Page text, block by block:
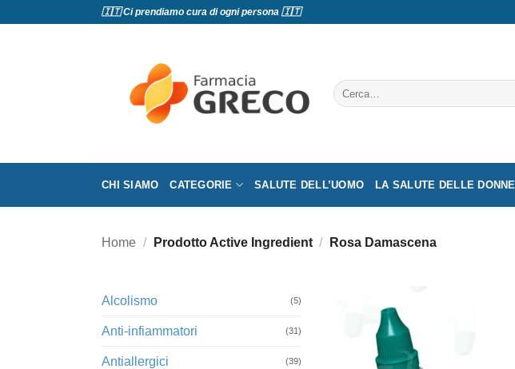
🇮🇹 Ci prendiamo cura di ogni persona 🇮🇹
Cerca:
CHI SIAMO CATEGORIE SALUTE DELL’UOMO LA SALUTE DELLE DONNE
Home / Prodotto Active Ingredient / Rosa Damascena
Alcolismo (5)
Anti-infiammatori (31)
Antiallergici (39)